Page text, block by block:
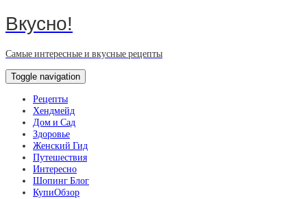
Вкусно!
Самые интересные и вкусные рецепты
Toggle navigation
Рецепты
Хендмейд
Дом и Сад
Здоровье
Женский Гид
Путешествия
Интересно
Шопинг Блог
КупиОбзор